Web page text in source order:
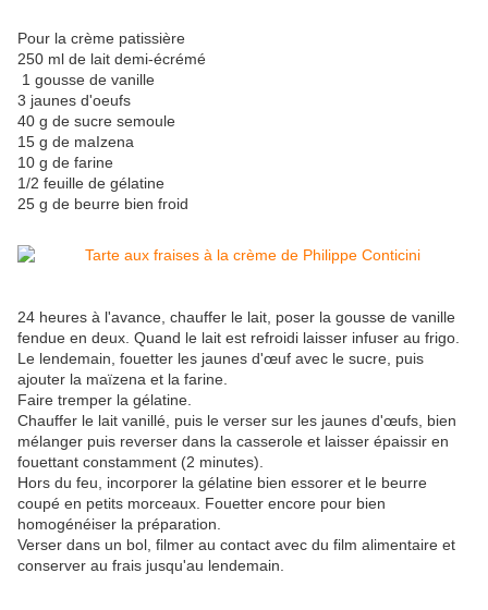
Pour la crème patissière
250 ml de lait demi-écrémé
1 gousse de vanille
3 jaunes d'oeufs
40 g de sucre semoule
15 g de maIzena
10 g de farine
1/2 feuille de gélatine
25 g de beurre bien froid
24 heures à l'avance, chauffer le lait, poser la gousse de vanille
fendue en deux. Quand le lait est refroidi laisser infuser au frigo.
Le lendemain, fouetter les jaunes d'œuf avec le sucre, puis
ajouter la maïzena et la farine.
Faire tremper la gélatine.
Chauffer le lait vanillé, puis le verser sur les jaunes d'œufs, bien
mélanger puis reverser dans la casserole et laisser épaissir en
fouettant constamment (2 minutes).
Hors du feu, incorporer la gélatine bien essorer et le beurre
coupé en petits morceaux. Fouetter encore pour bien
homogénéiser la préparation.
Verser dans un bol, filmer au contact avec du film alimentaire et
conserver au frais jusqu'au lendemain.